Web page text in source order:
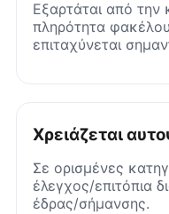
Εξαρτάται από την
πληρότητα
επιταχύνεται
Χρειάζεται
Σε ορισμένες
έλεγχος/επιτόπια
έδρας/σήμανσης.